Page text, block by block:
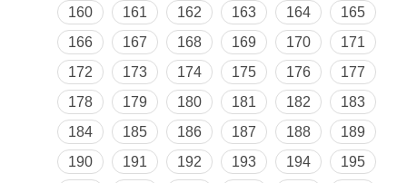
160
161 162 163 164
165
166
167 168 169 170
171
172
173 174 175 176
177
178
179 180 181 182
183
184
185 186 187 188
189
190
191 192 193 194
195